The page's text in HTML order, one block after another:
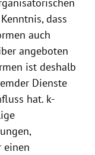
dass
auch
angeboten
ist deshalb
Dienste
hat. k-
einen